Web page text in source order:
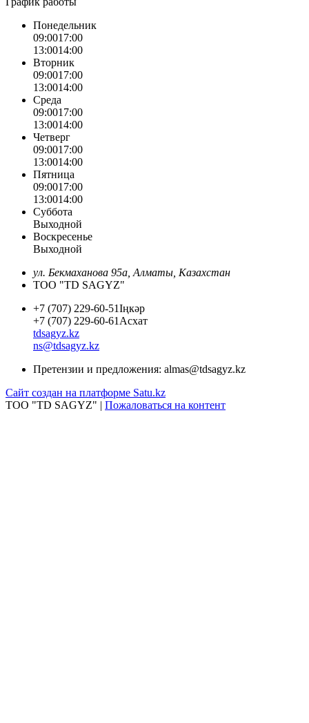
Понедельник
09:0017:00
13:0014:00
Вторник
09:0017:00
13:0014:00
Среда
09:0017:00
13:0014:00
Четверг
09:0017:00
13:0014:00
Пятница
09:0017:00
13:0014:00
Суббота
Выходной
Воскресенье
Выходной
ул. Бекмаханова 95а, Алматы, Казахстан
ТОО "TD SAGYZ"
+7 (707) 229-60-51Іңкәр
+7 (707) 229-60-61 Асхат
tdsagyz.kz
ns@tdsagyz.kz
Претензии и предложения: almas@tdsagyz.kz
Сайт создан на платформе Satu.kz
ТОО "TD SAGYZ" | Пожаловаться на контент